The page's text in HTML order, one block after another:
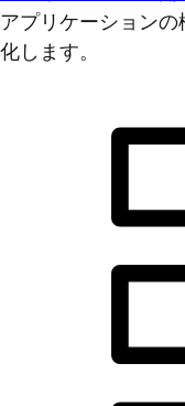
アプリケーション
化します。